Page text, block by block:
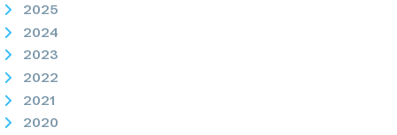
2025
2024
2023
2022
2021
2020